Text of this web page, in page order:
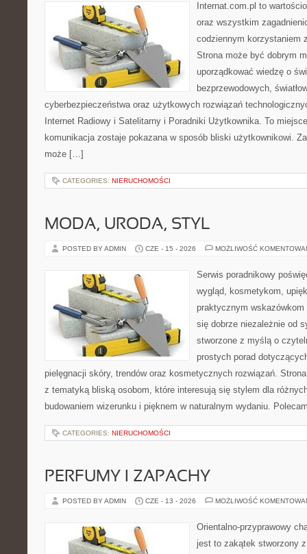
Internat.com.pl to
oraz wszystkim
codziennym korzystaniem
Strona może być dobrym
uporządkować wiedzę o
bezprzewodowych,
cyberbezpieczeństwa oraz użytkowych rozwiązań
Internet Radiowy i Satelitarny i Poradniki Użytkownika. To
komunikacja zostaje pokazana w sposób bliski użytkownikowi.
może […]
CATEGORIES: NIERUCHOMOŚCI
MODA, URODA, STYL
POSTED BY ADMIN CZE - 15 - 2026 MOŻLIWOŚĆ
Serwis poradnikowy
wygląd, kosmetykom,
praktycznym
się dobrze niezależnie od
stworzone z myślą o
prostych porad
pielęgnacji skóry, trendów oraz kosmetycznych rozwiązań.
z tematyką bliską osobom, które interesują się stylem dla
budowaniem wizerunku i pięknem w naturalnym wydaniu.
CATEGORIES: NIERUCHOMOŚCI
PERFUMY I ZAPACHY
POSTED BY ADMIN CZE - 13 - 2026 MOŻLIWOŚĆ
Orientalno-przyprawowy
jest to zakątek stworzony